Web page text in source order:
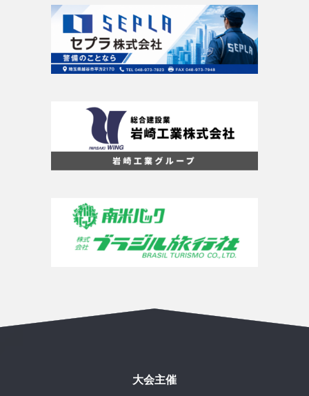
大会主催